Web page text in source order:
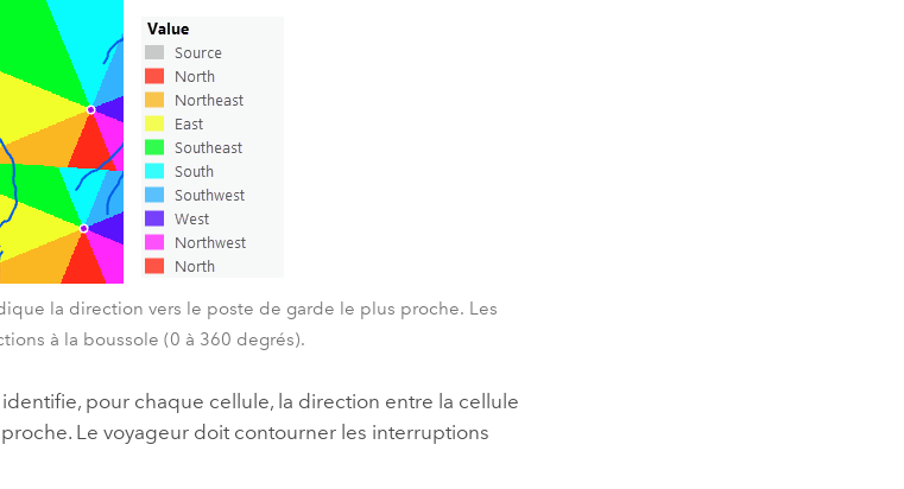
la direction vers le poste de garde le plus proche. Les
à la boussole (0 à 360 degrés).
pour chaque cellule, la direction entre la cellule
Le voyageur doit contourner les interruptions